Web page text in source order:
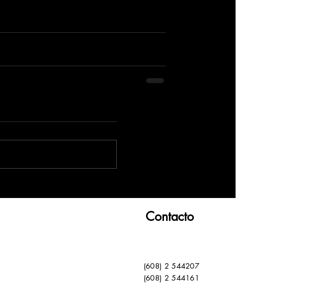
Contacto
(608) 2 544207
(608) 2 544161